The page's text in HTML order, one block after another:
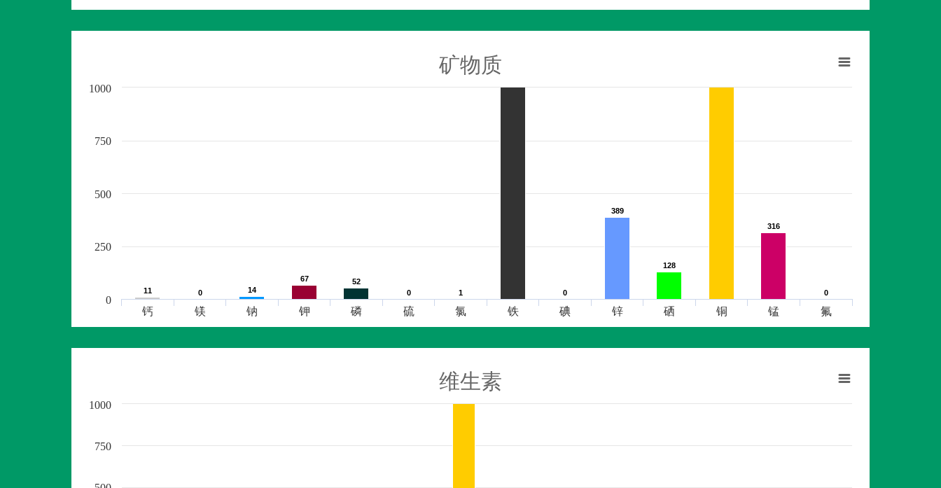
矿物质
11
11 0
0 14
14
67
67 52
52
0
0 1
1 0
0
389
389
128
128
316
316
0
0
钙 镁 钠 钾 磷 硫 氯 铁 碘 锌 硒 铜 锰 氟
0
250
500
750
1000
维生素
750
1000